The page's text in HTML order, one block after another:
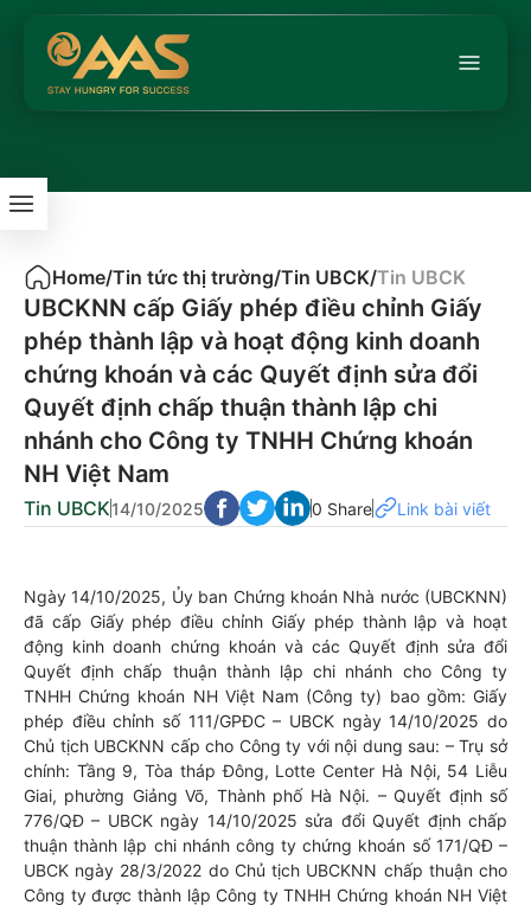
Home/Tin tức thị trường/Tin UBCK/Tin UBCK
UBCKNN cấp Giấy phép điều chỉnh Giấy
phép thành lập và hoạt động kinh doanh
chứng khoán và các Quyết định sửa đổi
Quyết định chấp thuận thành lập chi
nhánh cho Công ty TNHH Chứng khoán
NH Việt Nam
Tin UBCK14/10/2025 0 Share Link bài viết
Ngày 14/10/2025, Ủy ban Chứng khoán Nhà nước (UBCKNN)
đã cấp Giấy phép điều chỉnh Giấy phép thành lập và hoạt
động kinh doanh chứng khoán và các Quyết định sửa đổi
Quyết định chấp thuận thành lập chi nhánh cho Công ty
TNHH Chứng khoán NH Việt Nam (Công ty) bao gồm: Giấy
phép điều chỉnh số 111/GPĐC – UBCK ngày 14/10/2025 do
Chủ tịch UBCKNN cấp cho Công ty với nội dung sau: – Trụ sở
chính: Tầng 9, Tòa tháp Đông, Lotte Center Hà Nội, 54 Liễu
Giai, phường Giảng Võ, Thành phố Hà Nội. – Quyết định số
776/QĐ – UBCK ngày 14/10/2025 sửa đổi Quyết định chấp
thuận thành lập chi nhánh công ty chứng khoán số 171/QĐ –
UBCK ngày 28/3/2022 do Chủ tịch UBCKNN chấp thuận cho
Công ty được thành lập Công ty TNHH Chứng khoán NH Việt